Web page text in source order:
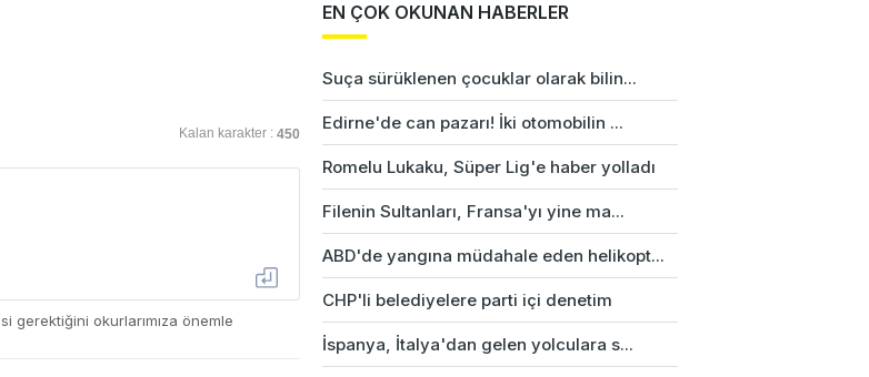
Kalan karakter : 450
gerektiğini okurlarımıza önemle
EN ÇOK OKUNAN HABERLER
Suça sürüklenen çocuklar olarak bilin...
Edirne'de can pazarı! İki otomobilin ...
Romelu Lukaku, Süper Lig'e haber yolladı
Filenin Sultanları, Fransa'yı yine ma...
ABD'de yangına müdahale eden helikopt...
CHP'li belediyelere parti içi denetim
İspanya, İtalya'dan gelen yolculara s...